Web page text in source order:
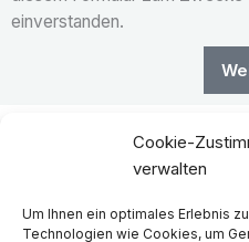
Cookie-
verwalten
Um Ihnen ein optimales Erlebnis
Technologien wie Cookies, um
einverstanden.